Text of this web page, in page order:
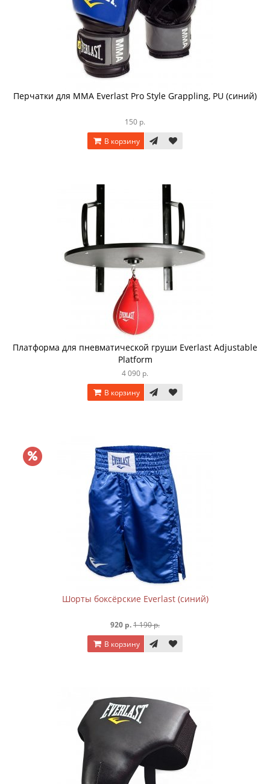
Перчатки для ММА Everlast Pro Style Grappling, PU (синий)
150 р.
В корзину
Платформа для пневматической груши Everlast Adjustable
Platform
4 090 р.
В корзину
Шорты боксёрские Everlast (синий)
920 р.1 190 р.
В корзину